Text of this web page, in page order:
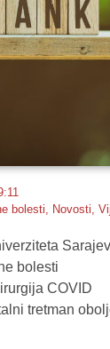
bolesti
Novosti
bolesti
COVID
tretman